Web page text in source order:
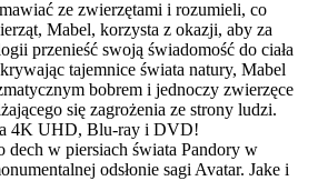
ze zwierzętami i rozumieli, co
Mabel, korzysta z okazji, aby za
przenieść swoją świadomość do ciała
tajemnice świata natury, Mabel
bobrem i jednoczy zwierzęce
się zagrożenia ze strony ludzi.
4K UHD, Blu-ray i DVD!
dech w piersiach świata Pandory w
odsłonie sagi Avatar. Jake i